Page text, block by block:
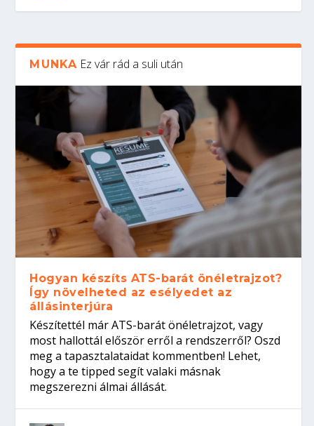
MUNKA Ez vár rád a suli után
Hogyan készíts ATS-barát önéletrajzot?
Így növelheted az esélyedet az
állásinterjúra
Készítettél már ATS-barát önéletrajzot, vagy
most hallottál először erről a rendszerről? Oszd
meg a tapasztalataidat kommentben! Lehet,
hogy a te tipped segít valaki másnak
megszerezni álmai állását.